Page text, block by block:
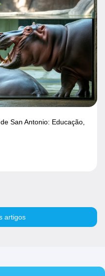
San Antonio: Educação,
artigos